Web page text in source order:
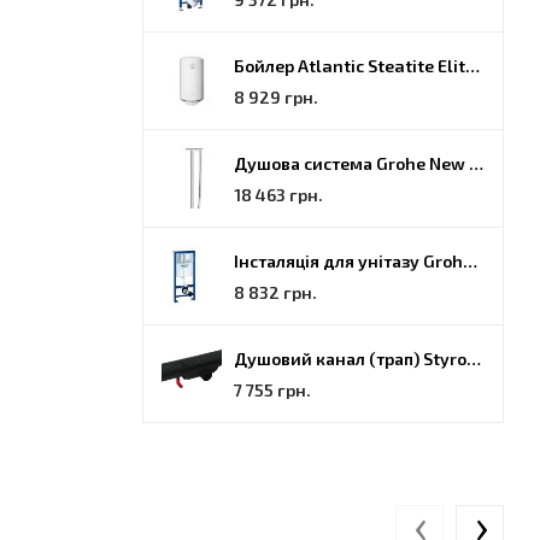
Бойлер Atlantic Steatite Elite VM 080 D400 2 BC, 80 (851188)
8 929 грн.
Душова система Grohe New Tempesta Cosmopolitan (27922000)
18 463 грн.
Інсталяція для унітазу Grohe Rapid SL (38772001)
8 832 грн.
Душовий канал (трап) Styron, решітка Гармонія, 70 (STY-H-70-FF)
7 755 грн.
‹ ›